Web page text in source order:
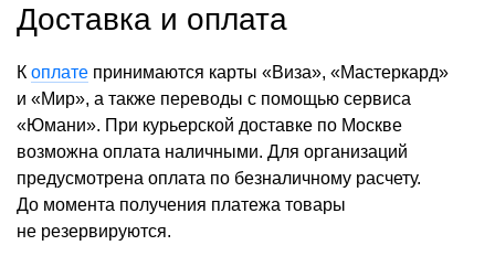
Доставка и оплата
К оплате принимаются карты «Виза», «Мастеркард»
и «Мир», а также переводы с помощью сервиса
«Юмани». При курьерской доставке по Москве
возможна оплата наличными. Для организаций
предусмотрена оплата по безналичному расчету.
До момента получения платежа товары
не резервируются.